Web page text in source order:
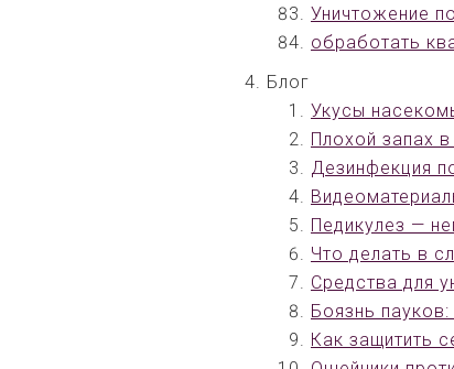
Уничтожение
обработать
Блог
Укусы
Плохой запах
Дезинфекция
Педикулез —
Что делать в
Средства для
Боязнь
Как защитить